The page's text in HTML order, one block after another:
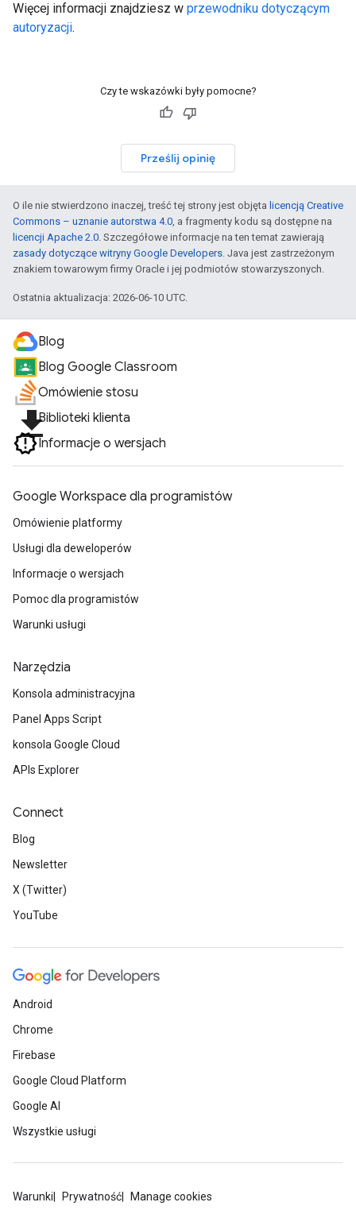
Więcej informacji znajdziesz w przewodniku dotyczącym
autoryzacji.
Czy te wskazówki były pomocne?
Prześlij opinię
O ile nie stwierdzono inaczej, treść tej strony jest objęta licencją Creative
Commons – uznanie autorstwa 4.0, a fragmenty kodu są dostępne na
licencji Apache 2.0. Szczegółowe informacje na ten temat zawierają
zasady dotyczące witryny Google Developers. Java jest zastrzeżonym
znakiem towarowym firmy Oracle i jej podmiotów stowarzyszonych.
Ostatnia aktualizacja: 2026-06-10 UTC.
Blog
Blog Google Classroom
Omówienie stosu
file_downloadBiblioteki klienta
Informacje o wersjach
Google Workspace dla programistów
Omówienie platformy
Usługi dla deweloperów
Informacje o wersjach
Pomoc dla programistów
Warunki usługi
Narzędzia
Konsola administracyjna
Panel Apps Script
konsola Google Cloud
APIs Explorer
Connect
Blog
Newsletter
X (Twitter)
YouTube
Android
Chrome
Firebase
Google Cloud Platform
Google AI
Wszystkie usługi
Warunki Prywatność Manage cookies